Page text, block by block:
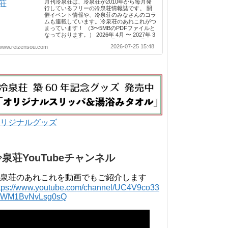
月刊冷泉荘は、冷泉荘が2010年から毎月発
行しているフリーの冷泉荘情報誌です。 開
催イベント情報や、冷泉荘のみなさんのコラ
ムも連載しています。冷泉荘のあれこれがつ
まっています！ （3〜5MBのPDFファイルと
なっております。） 2026年 4月 〜 2027年 3
月 2025年 4月 〜 2026年 3月 2024年 4月 〜
2025年 3月 2023年 4月 〜 2024年 3月 2022
年 4月 〜 2023年 3月 2021年 4月 〜 2022年
年 4月 〜 2018年 3月 2016年 4月 〜 2017年
2015年 3月 2013...
2026-07-25 15:48
ジナルグッズ
泉荘YouTubeチャンネル
荘のあれこれを動画でもご紹介します
www.youtube.com/channel/UC4V9co33